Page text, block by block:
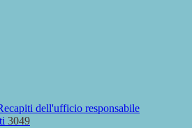
dell'ufficio responsabile
3049